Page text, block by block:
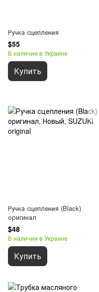
Ручка сцепления
$55
В наличии в Украине
Купить
Ручка сцепления (Black)
оригинал
$48
В наличии в Украине
Купить